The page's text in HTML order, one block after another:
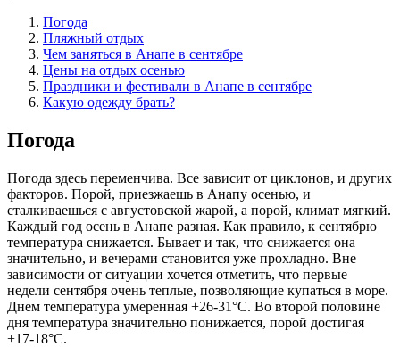
Погода
Пляжный отдых
Чем заняться в Анапе в сентябре
Цены на отдых осенью
Праздники и фестивали в Анапе в сентябре
Какую одежду брать?
Погода
Погода здесь переменчива. Все зависит от циклонов, и других
факторов. Порой, приезжаешь в Анапу осенью, и
сталкиваешься с августовской жарой, а порой, климат мягкий.
Каждый год осень в Анапе разная. Как правило, к сентябрю
температура снижается. Бывает и так, что снижается она
значительно, и вечерами становится уже прохладно. Вне
зависимости от ситуации хочется отметить, что первые
недели сентября очень теплые, позволяющие купаться в море.
Днем температура умеренная +26-31°С. Во второй половине
дня температура значительно понижается, порой достигая
+17-18°С.